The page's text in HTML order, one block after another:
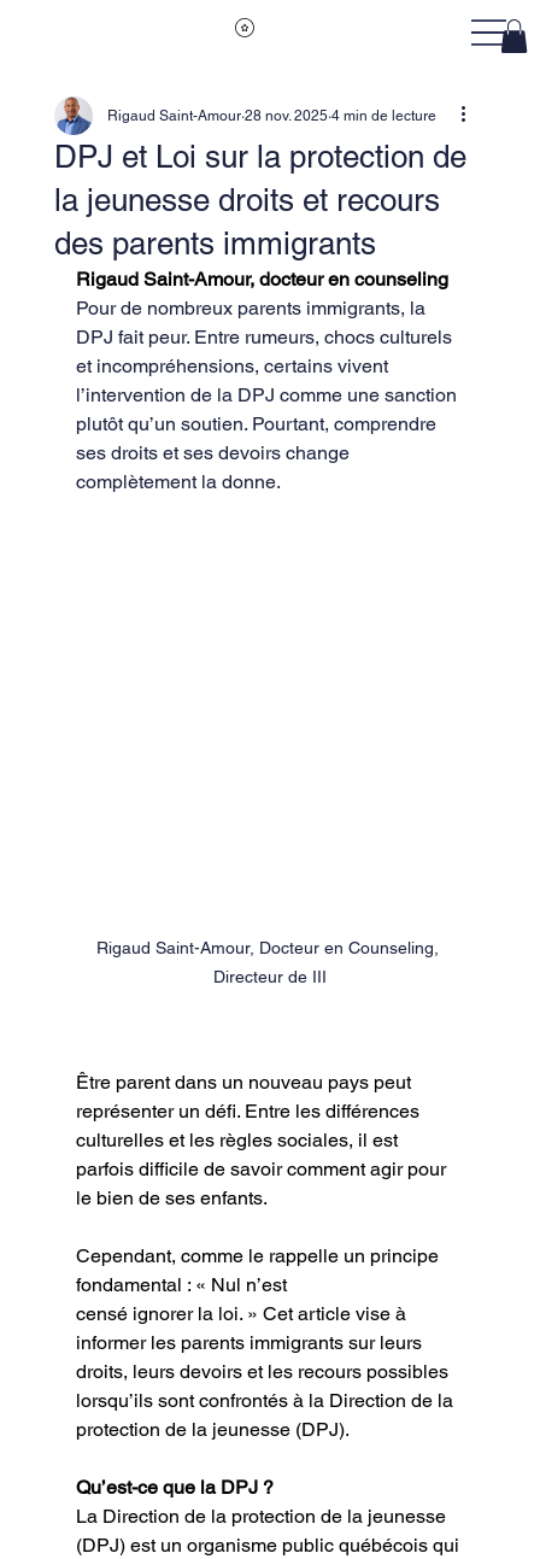
DPJ et Loi sur la protection de
la jeunesse droits et recours
des parents immigrants
Rigaud Saint-Amour 28 nov. 2025 4 min de lecture
Rigaud Saint-Amour, docteur en counseling
Pour de nombreux parents immigrants, la
DPJ fait peur. Entre rumeurs, chocs culturels
et incompréhensions, certains vivent
l’intervention de la DPJ comme une sanction
plutôt qu’un soutien. Pourtant, comprendre
ses droits et ses devoirs change
complètement la donne.
Rigaud Saint-Amour, Docteur en Counseling,
Directeur de III
Être parent dans un nouveau pays peut
représenter un défi. Entre les différences
culturelles et les règles sociales, il est
parfois difficile de savoir comment agir pour
le bien de ses enfants.
Cependant, comme le rappelle un principe
fondamental : « Nul n’est
censé ignorer la loi. » Cet article vise à
informer les parents immigrants sur leurs
droits, leurs devoirs et les recours possibles
lorsqu’ils sont confrontés à la Direction de la
protection de la jeunesse (DPJ).
Qu’est-ce que la DPJ ?
La Direction de la protection de la jeunesse
(DPJ) est un organisme public québécois qui